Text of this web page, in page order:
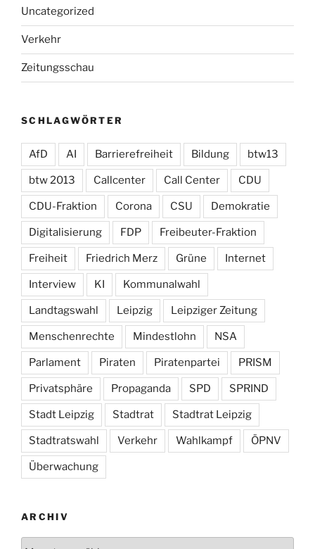
Uncategorized
Verkehr
Zeitungsschau
SCHLAGWÖRTER
AfD AI Barrierefreiheit Bildung btw13
btw 2013 Callcenter Call Center CDU
CDU-Fraktion Corona CSU Demokratie
Digitalisierung FDP Freibeuter-Fraktion
Freiheit Friedrich Merz Grüne Internet
Interview KI Kommunalwahl
Landtagswahl Leipzig Leipziger Zeitung
Menschenrechte Mindestlohn NSA
Parlament Piraten Piratenpartei PRISM
Privatsphäre Propaganda SPD SPRIND
Stadt Leipzig Stadtrat Stadtrat Leipzig
Stadtratswahl Verkehr Wahlkampf ÖPNV
Überwachung
ARCHIV